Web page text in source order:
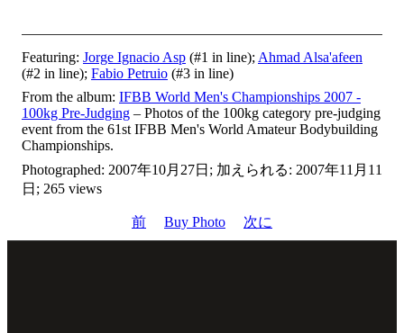
Featuring: Jorge Ignacio Asp (#1 in line); Ahmad Alsa'afeen
(#2 in line); Fabio Petruio (#3 in line)
From the album: IFBB World Men's Championships 2007 -
100kg Pre-Judging – Photos of the 100kg category pre-judging
event from the 61st IFBB Men's World Amateur Bodybuilding
Championships.
Photographed: 2007年10月27日; 加えられる: 2007年11月11
日; 265 views
前 Buy Photo 次に